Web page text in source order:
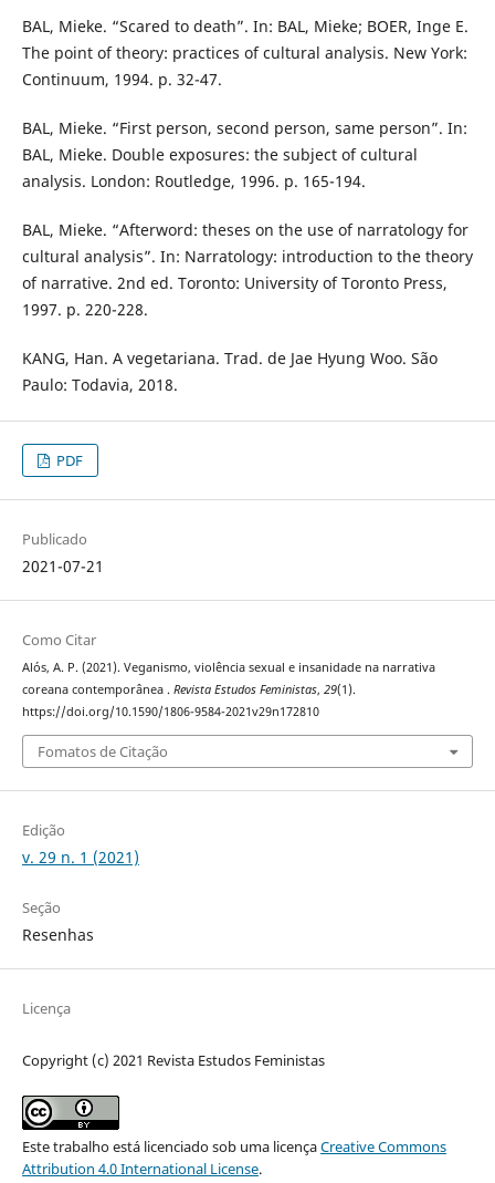
BAL, Mieke. “Scared to death”. In: BAL, Mieke; BOER, Inge E.
The point of theory: practices of cultural analysis. New York:
Continuum, 1994. p. 32-47.
BAL, Mieke. “First person, second person, same person”. In:
BAL, Mieke. Double exposures: the subject of cultural
analysis. London: Routledge, 1996. p. 165-194.
BAL, Mieke. “Afterword: theses on the use of narratology for
cultural analysis”. In: Narratology: introduction to the theory
of narrative. 2nd ed. Toronto: University of Toronto Press,
1997. p. 220-228.
KANG, Han. A vegetariana. Trad. de Jae Hyung Woo. São
Paulo: Todavia, 2018.
PDF
Publicado
2021-07-21
Como Citar
Alós, A. P. (2021). Veganismo, violência sexual e insanidade na narrativa
coreana contemporânea . Revista Estudos Feministas, 29(1).
https://doi.org/10.1590/1806-9584-2021v29n172810
Fomatos de Citação
Edição
v. 29 n. 1 (2021)
Seção
Resenhas
Licença
Copyright (c) 2021 Revista Estudos Feministas
Este trabalho está licenciado sob uma licençaCreative Commons
Attribution 4.0 International License.